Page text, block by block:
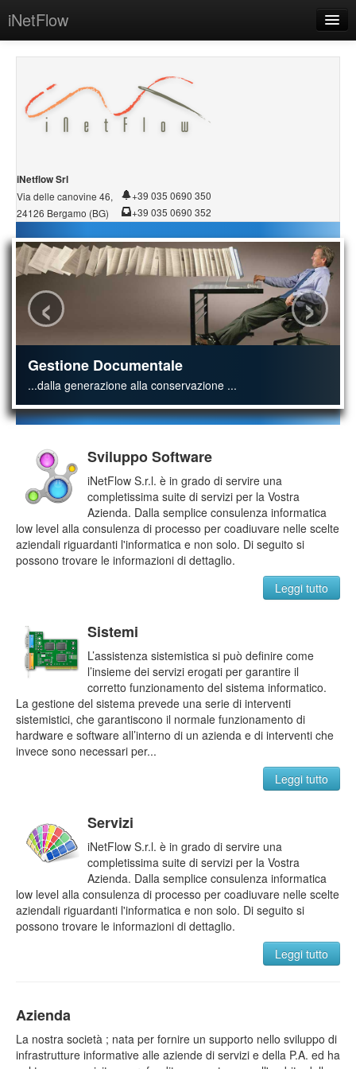
iNetFlow
Azienda
Software
Servizi
Demo/Download
Conservazione PEC
Contatti
Intranet
iNetflow Srl
Via delle canovine 46,
24126 Bergamo (BG)
+39 035 0690 350
+39 035 0690 352
Gestione Documentale
...dalla generazione alla conservazione ...
‹ ›
Sviluppo Software
iNetFlow S.r.l. è in grado di servire una
completissima suite di servizi per la Vostra
Azienda. Dalla semplice consulenza informatica
low level alla consulenza di processo per coadiuvare nelle scelte
aziendali riguardanti l'informatica e non solo. Di seguito si
possono trovare le informazioni di dettaglio.
Leggi tutto
Sistemi
L’assistenza sistemistica si può definire come
l’insieme dei servizi erogati per garantire il
corretto funzionamento del sistema informatico.
La gestione del sistema prevede una serie di interventi
sistemistici, che garantiscono il normale funzionamento di
hardware e software all’interno di un azienda e di interventi che
invece sono necessari per...
Leggi tutto
Servizi
iNetFlow S.r.l. è in grado di servire una
completissima suite di servizi per la Vostra
Azienda. Dalla semplice consulenza informatica
low level alla consulenza di processo per coadiuvare nelle scelte
aziendali riguardanti l'informatica e non solo. Di seguito si
possono trovare le informazioni di dettaglio.
Leggi tutto
Azienda
La nostra società ; nata per fornire un supporto nello sviluppo di
infrastrutture informative alle aziende di servizi e della P.A. ed ha